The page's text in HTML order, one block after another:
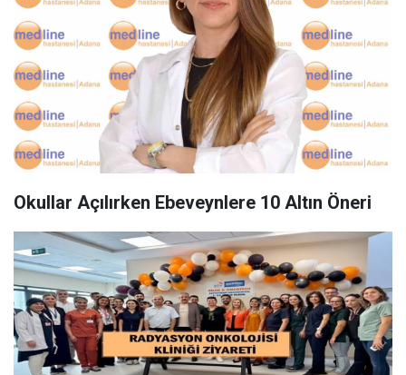
Okullar Açılırken Ebeveynlere 10 Altın Öneri